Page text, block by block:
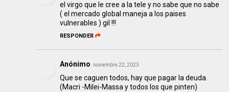
el virgo que le cree a la tele y no sabe que no sabe
( el mercado global maneja a los paises
vulnerables ) gil !!!
RESPONDER
Anónimo noviembre 22, 2023
Que se caguen todos, hay que pagar la deuda.
(Macri -Milei-Massa y todos los que pinten)